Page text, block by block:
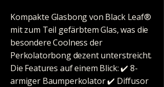
Kompakte Glasbong von Black Leaf®
mit zum Teil gefärbtem Glas, was die
besondere Coolness der
Perkolatorbong dezent unterstreicht.
Die Features auf einem Blick: ✔️️ 8-
armiger Baumperkolator ✔️️ Diffusor